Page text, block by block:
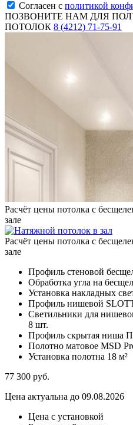
Согласен с политикой
ПОЗВОНИТЕ НАМ ДЛЯ
ПОТОЛОК 8 (4212) 71-75-91
Расчёт цены потолка с
зале
Расчёт цены потолка с
зале
Профиль стеновой
Обработка угла на
Установка накладных
Профиль нишевой
Светильники для
8 шт.
Профиль скрытая ниша
Полотно матовое MSD
Установка полотна 18 м²
77 300 руб.
Цена актуальна до 09.08.2026
Цена с установкой